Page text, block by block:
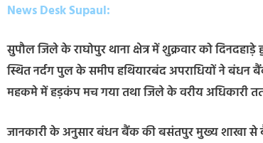
News Desk Supaul:
सुपौल जिले के राघोपुर थाना क्षेत्र में शुक्रवार को
स्थित नर्दग पुल के समीप हथियारबंद अपराधियों ने
महकमे में हड़कंप मच गया तथा जिले के वरीय अधिकारी
जानकारी के अनुसार बंधन बैंक की बसंतपुर मुख्य शाखा से